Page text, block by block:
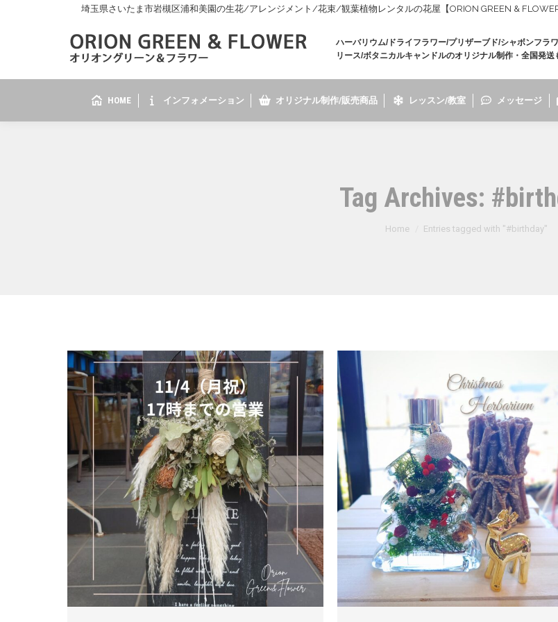
埼玉県さいたま市岩槻区浦和美園の生花/アレンジメント/花束/観葉植物レンタルの花屋【ORION GREEN &
ハーバリウム/ドライフラワー/プリザーブド/シャボンフラ
リース/ボタニカルキャンドルのオリジナル制作・全国発送
HOME インフォメーション オリジナル制作/販売商品 レッスン/教室 メッセージ
Tag Archives:
You are here:
Home Entries tagged with "#birthday"